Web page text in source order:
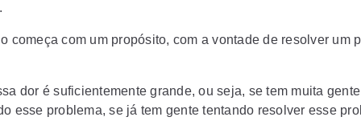
começa com um propósito, com a vontade de resolver um
dor é suficientemente grande, ou seja, se tem muita gente
esse problema, se já tem gente tentando resolver esse